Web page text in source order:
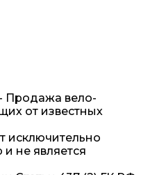
- Продажа вело-
от известных
исключительно
не является